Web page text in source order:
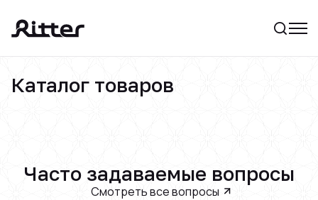
Каталог товаров
Часто задаваемые вопросы
Смотреть все вопросы